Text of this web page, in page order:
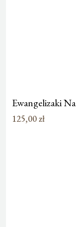
Ewangelizaki
125,00zł